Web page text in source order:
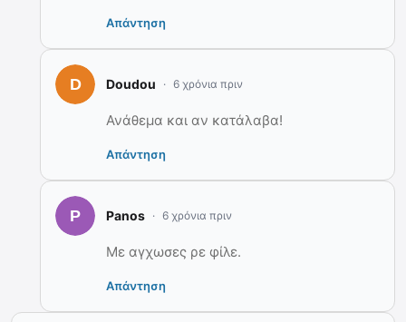
Απάντηση
Doudou 6 χρόνια πριν
Ανάθεμα και αν κατάλαβα!
Απάντηση
Panos 6 χρόνια πριν
Με αγχωσες ρε φίλε.
Απάντηση